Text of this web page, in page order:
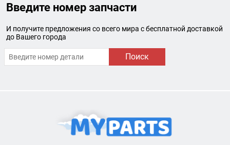
Введите номер запчасти
И получите предложения со всего мира с бесплатной доставкой
до Вашего города
Поиск